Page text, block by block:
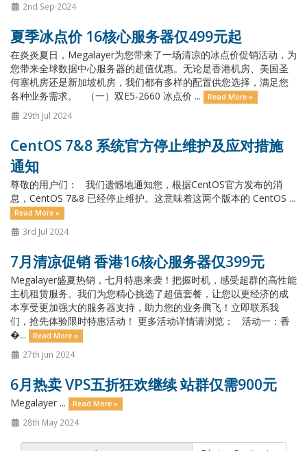
2nd Sep 2024
夏季冰点价 16核心服务器仅499元起
在炎炎夏日，Megalayer为您带来了一场清凉的冰点价促销活动，为
您带来全球数据中心服务器的超值优惠。无论是香港机房、美国圣
何塞机房还是新加坡机房，我们都有多样的配置供您选择，满足您
各种业务需求。 （一）双E5-2660 冰点价 ...
Read More »
29th Jul 2024
CentOS 7&8 系统官方停止维护及应对措施
通知
尊敬的用户们： 我们遗憾地通知您，根据CentOS官方发布的消
息，CentOS 7&8 已经停止维护。这意味着这两个版本的 CentOS ...
Read More »
3rd Jul 2024
7月清凉促销 香港16核心服务器仅399元
Megalayer盛夏热销，七月特惠来袭！把握时机，感受超群的高性能
主机租赁服务。我们为您精心挑选了超值套餐，让您以更经济的成
本享受更加强大的服务器支持，助力您的业务腾飞！立即联系我
们，抢先体验限时特惠活动！ 更多活动详情请浏览： 活动一：香
�...
Read More »
27th Jun 2024
6月热卖 VPS五折狂欢继续 站群仅需900元
Megalayer ... Read More »
28th May 2024